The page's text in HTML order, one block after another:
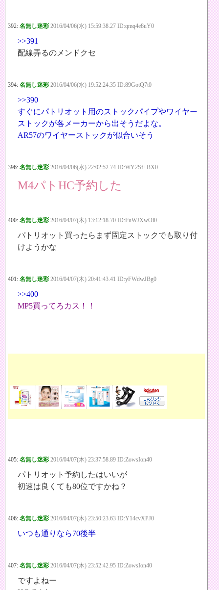
392: 名無し迷彩 2016/04/06(水) 15:59:38.27 ID:qmq4e8uY0
>>391
配線弄るのメンドクセ
394: 名無し迷彩 2016/04/06(水) 19:52:24.35 ID:89GotQ7t0
>>390
すぐにパトリオット用のストックパイプやワイヤー
ストックが各メーカーから出そうだよな。
AR57のワイヤーストックが似合いそう
396: 名無し迷彩 2016/04/06(水) 22:02:52.74 ID:WY2Sf+BX0
M4パトHC予約した
400: 名無し迷彩 2016/04/07(木) 13:12:18.70 ID:FuWJXwOi0
パトリオット買ったらまず固定ストックでも取り付
けようかな
401: 名無し迷彩 2016/04/07(木) 20:41:43.41 ID:yFWdwJBg0
>>400
MP5買ってろカス！！
405: 名無し迷彩 2016/04/07(木) 23:37:58.89 ID:ZowsIon40
パトリオット予約したはいいが
初速は良くても80位ですかね？
406: 名無し迷彩 2016/04/07(木) 23:50:23.63 ID:Y14cvXPJ0
いつも通りなら70後半
407: 名無し迷彩 2016/04/07(木) 23:52:42.95 ID:ZowsIon40
ですよねー